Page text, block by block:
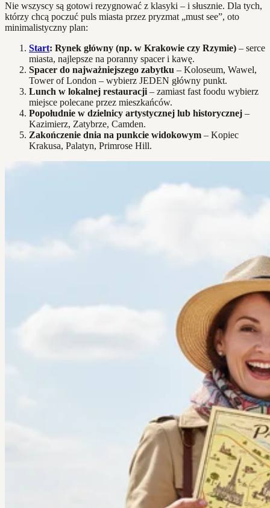
Nie wszyscy są gotowi rezygnować z klasyki – i słusznie. Dla tych,
którzy chcą poczuć puls miasta przez pryzmat „must see”, oto
minimalistyczny plan:
Start: Rynek główny (np. w Krakowie czy Rzymie) – serce
miasta, najlepsze na poranny spacer i kawę.
Spacer do najważniejszego zabytku – Koloseum, Wawel,
Tower of London – wybierz JEDEN główny punkt.
Lunch w lokalnej restauracji – zamiast fast foodu wybierz
miejsce polecane przez mieszkańców.
Popołudnie w dzielnicy artystycznej lub historycznej –
Kazimierz, Zatybrze, Camden.
Zakończenie dnia na punkcie widokowym – Kopiec
Krakusa, Palatyn, Primrose Hill.